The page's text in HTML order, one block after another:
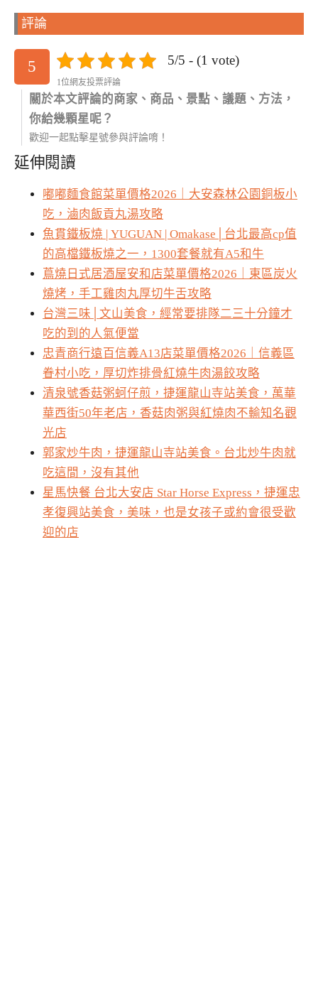
評論
5 5/5 - (1 vote)
1位網友投票評論
關於本文評論的商家、商品、景點、議題、方法，
你給幾顆星呢？
歡迎一起點擊星號參與評論唷！
延伸閱讀
嘟嘟麵食館菜單價格2026｜大安森林公園銅板小
吃，滷肉飯貢丸湯攻略
魚貫鐵板燒 | YUGUAN | Omakase│台北最高cp值
的高檔鐵板燒之一，1300套餐就有A5和牛
蔦燒日式居酒屋安和店菜單價格2026｜東區炭火
燒烤，手工雞肉丸厚切牛舌攻略
台灣三味│文山美食，經常要排隊二三十分鐘才
吃的到的人氣便當
忠青商行遠百信義A13店菜單價格2026｜信義區
眷村小吃，厚切炸排骨紅燒牛肉湯餃攻略
清泉號香菇粥蚵仔煎，捷運龍山寺站美食，萬華
華西街50年老店，香菇肉粥與紅燒肉不輸知名觀
光店
郭家炒牛肉，捷運龍山寺站美食。台北炒牛肉就
吃這間，沒有其他
星馬快餐 台北大安店 Star Horse Express，捷運忠
孝復興站美食，美味，也是女孩子或約會很受歡
迎的店